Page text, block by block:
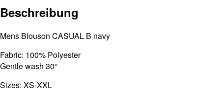
Beschreibung
Mens Blouson CASUAL B navy
Fabric: 100% Polyester
Gentle wash 30°
Sizes: XS-XXL